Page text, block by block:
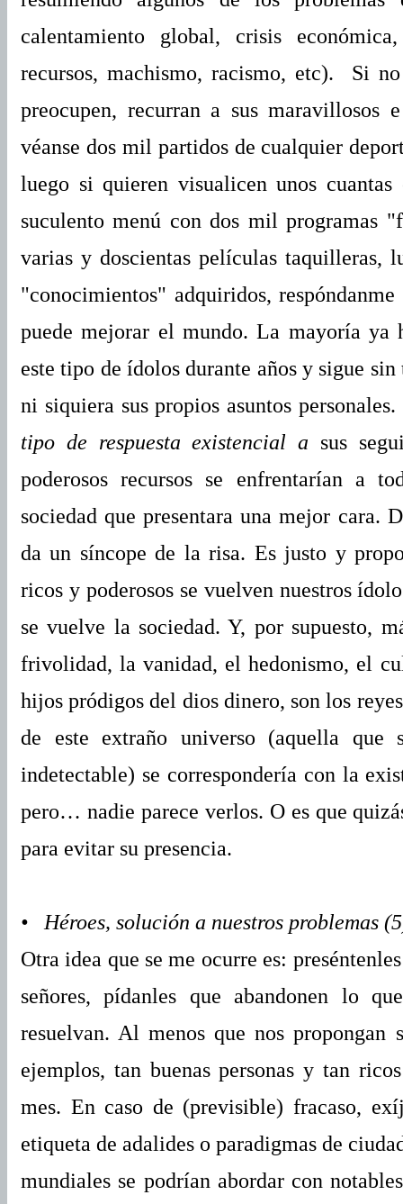
calentamiento global, crisis
recursos, machismo, racismo, etc). Si
preocupen, recurran a sus maravillosos
véanse dos mil partidos de cualquier
luego si quieren visualicen unos
suculento menú con dos mil programas
varias y doscientas películas taquilleras,
"conocimientos" adquiridos,
puede mejorar el mundo. La mayoría ya
este tipo de ídolos durante años y sigue
ni siquiera sus propios asuntos
tipo de respuesta existencial a sus
poderosos recursos se enfrentarían a
sociedad que presentara una mejor cara.
da un síncope de la risa. Es justo y
ricos y poderosos se vuelven nuestros
se vuelve la sociedad. Y, por supuesto,
frivolidad, la vanidad, el hedonismo, el
hijos pródigos del dios dinero, son los
de este extraño universo (aquella que
indetectable) se correspondería con la
pero… nadie parece verlos. O es que
para evitar su presencia.
• Héroes, solución a nuestros problemas
Otra idea que se me ocurre es:
señores, pídanles que abandonen lo
resuelvan. Al menos que nos propongan
ejemplos, tan buenas personas y tan
mes. En caso de (previsible) fracaso,
etiqueta de adalides o paradigmas de
mundiales se podrían abordar con